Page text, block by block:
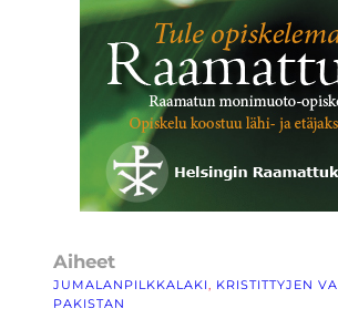
Aiheet
JUMALANPILKKALAKI, KRISTITTYJEN
PAKISTAN